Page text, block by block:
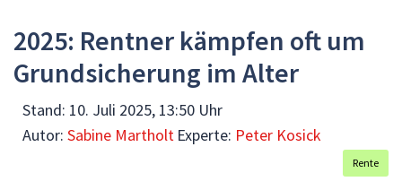
2025: Rentner kämpfen oft um
Grundsicherung im Alter
Stand: 10. Juli 2025, 13:50 Uhr
Autor: Sabine Martholt Experte: Peter Kosick
Rente